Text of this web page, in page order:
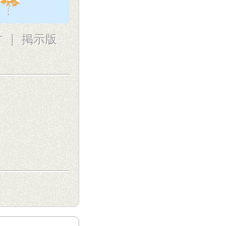
| 掲示版